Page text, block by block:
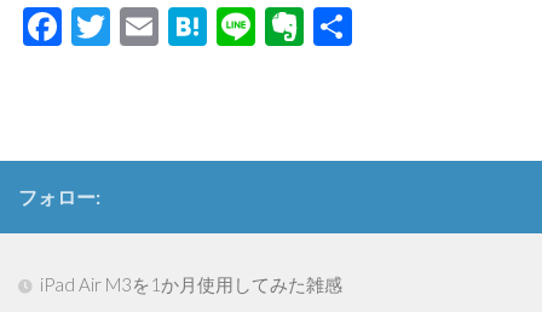
Facebook
Twitter
EmailHatena
LineEvernote
フォロー:
iPad Air M3を1か月使用してみた雑感